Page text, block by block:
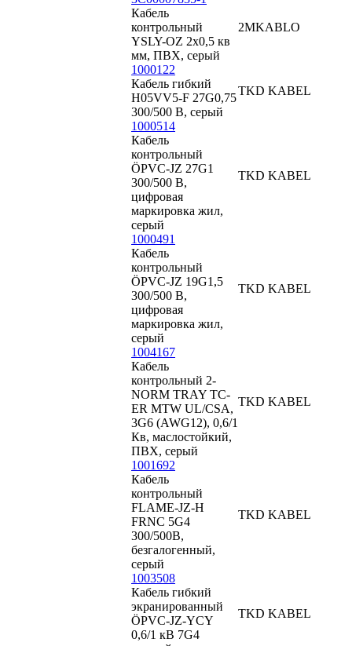
Кабель
контрольный
YSLY-ОZ 2x0,5 кв
мм, ПВХ, серый
2MKABLO
1000122
Кабель гибкий
H05VV5-F 27G0,75
300/500 В, серый
TKD KABEL
1000514
Кабель
контрольный
ÖPVC-JZ 27G1
300/500 В,
цифровая
маркировка жил,
серый
TKD KABEL
1000491
Кабель
контрольный
ÖPVC-JZ 19G1,5
300/500 В,
цифровая
маркировка жил,
серый
TKD KABEL
1004167
Кабель
контрольный 2-
NORM TRAY TC-
ER MTW UL/CSA,
3G6 (AWG12), 0,6/1
Кв, маслостойкий,
ПВХ, серый
TKD KABEL
1001692
Кабель
контрольный
FLAME-JZ-H
FRNC 5G4
300/500В,
безгалогенный,
серый
TKD KABEL
1003508
Кабель гибкий
экранированный
ÖPVC-JZ-YCY
0,6/1 кВ 7G4
TKD KABEL